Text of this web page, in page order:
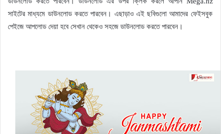
সাইটের মাধ্যমে ডাউনলোড করতে পারবেন। এছাড়াও এই ছবিগুলো আমাদের ফেইসবুক
পেইজে আপলোড দেয়া হবে সেখান থেকেও সহজে ডাউনলোড করতে পারবেন।